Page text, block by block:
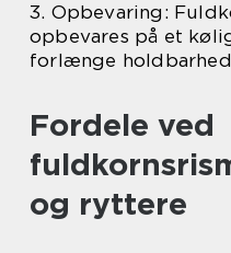
3. Opbevaring:
opbevares på et
forlænge
Fordele ved
og ryttere